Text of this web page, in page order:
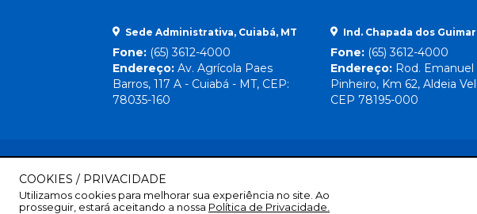
Sede Administrativa, Cuiabá, MT
Fone: (65) 3612-4000
Endereço: Av. Agrícola Paes
Barros, 117 A - Cuiabá - MT, CEP:
78035-160
Ind. Chapada dos
Fone: (65) 3612-4000
Endereço: Rod. Emanuel
Pinheiro, Km 62, Aldeia
CEP 78195-000
COOKIES / PRIVACIDADE
Utilizamos cookies para melhorar sua experiência no site. Ao
prosseguir, estará aceitando a nossa Política de Privacidade.